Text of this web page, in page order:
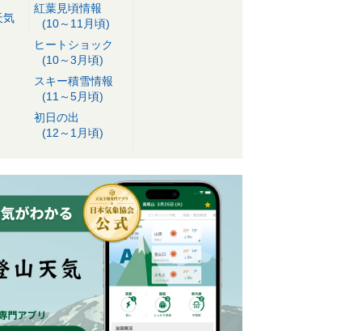
気
紅葉見頃情報
(10～11月頃)
ヒートショック
(10～3月頃)
スキー積雪情報
(11～5月頃)
初日の出
(12～1月頃)